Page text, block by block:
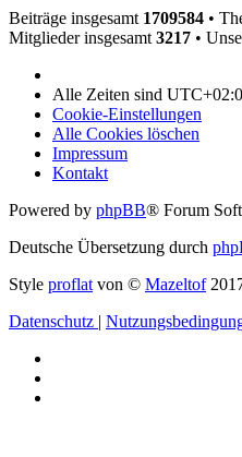
Beiträge insgesamt 1709584 •
Mitglieder insgesamt 3217 •
Alle Zeiten sind
Cookie-Einstellungen
Alle Cookies löschen
Impressum
Kontakt
Powered by phpBB® Forum
Deutsche Übersetzung durch
Style proflat von © Mazeltof
Datenschutz |